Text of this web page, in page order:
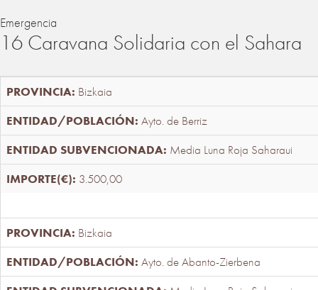
Emergencia
16 Caravana Solidaria con el Sahara
Bizkaia
Ayto. de Berriz
Media Luna Roja Saharaui
3.500,00
Bizkaia
Ayto. de Abanto-Zierbena